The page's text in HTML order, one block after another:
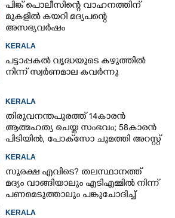
പിങ്ക് പൊലീസിന്റെ വാഹനത്തിന്
മുകളിൽ കയറി മദ്യപന്റെ
അസഭ്യവ‌ർഷം
KERALA
പട്ടാപ്പകൽ വൃദ്ധയുടെ കഴുത്തിൽ
നിന്ന് സ്വർണമാല കവർന്നു
KERALA
തിരുവനന്തപുരത്ത് 14കാരൻ
ആത്മഹത്യ ചെയ്ത സംഭവം; 58കാരൻ
പിടിയിൽ, പോക്‌സോ ചുമത്തി അറസ്റ്റ്
KERALA
സുരക്ഷ എവിടെ?​ തലസ്ഥാനത്ത്
മദ്യം വാങ്ങിയാലും എടിഎമ്മിൽ നിന്ന്
പണമെടുത്താലും പങ്കുചോദിച്ച്
സാമൂഹ്യവിരുദ്ധർ
KERALA